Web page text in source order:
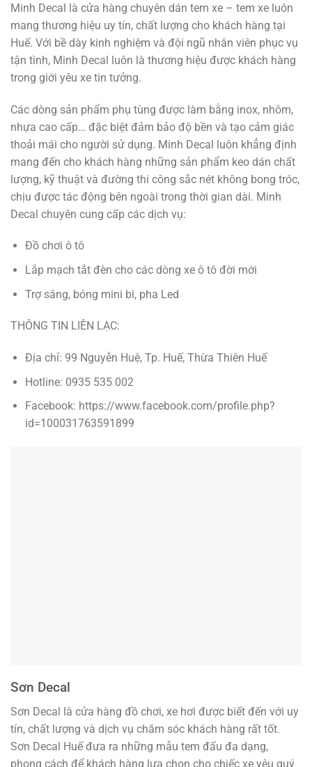
Minh Decal là cửa hàng chuyên dán tem xe – tem xe luôn
mang thương hiệu uy tín, chất lượng cho khách hàng tại
Huế. Với bề dày kinh nghiệm và đội ngũ nhân viên phục vụ
tận tình, Minh Decal luôn là thương hiệu được khách hàng
trong giới yêu xe tin tưởng.
Các dòng sản phẩm phụ tùng được làm bằng inox, nhôm,
nhựa cao cấp… đặc biệt đảm bảo độ bền và tạo cảm giác
thoải mái cho người sử dụng. Minh Decal luôn khẳng định
mang đến cho khách hàng những sản phẩm keo dán chất
lượng, kỹ thuật và đường thi công sắc nét không bong tróc,
chịu được tác động bên ngoài trong thời gian dài. Minh
Decal chuyên cung cấp các dịch vụ:
Đồ chơi ô tô
Lắp mạch tắt đèn cho các dòng xe ô tô đời mới
Trợ sáng, bóng mini bi, pha Led
THÔNG TIN LIÊN LẠC:
Địa chỉ: 99 Nguyễn Huệ, Tp. Huế, Thừa Thiên Huế
Hotline: 0935 535 002
Facebook: https://www.facebook.com/profile.php?
id=100031763591899
Sơn Decal
Sơn Decal là cửa hàng đồ chơi, xe hơi được biết đến với uy
tín, chất lượng và dịch vụ chăm sóc khách hàng rất tốt.
Sơn Decal Huế đưa ra những mẫu tem đấu đa dạng,
phong cách để khách hàng lựa chọn cho chiếc xe yêu quý